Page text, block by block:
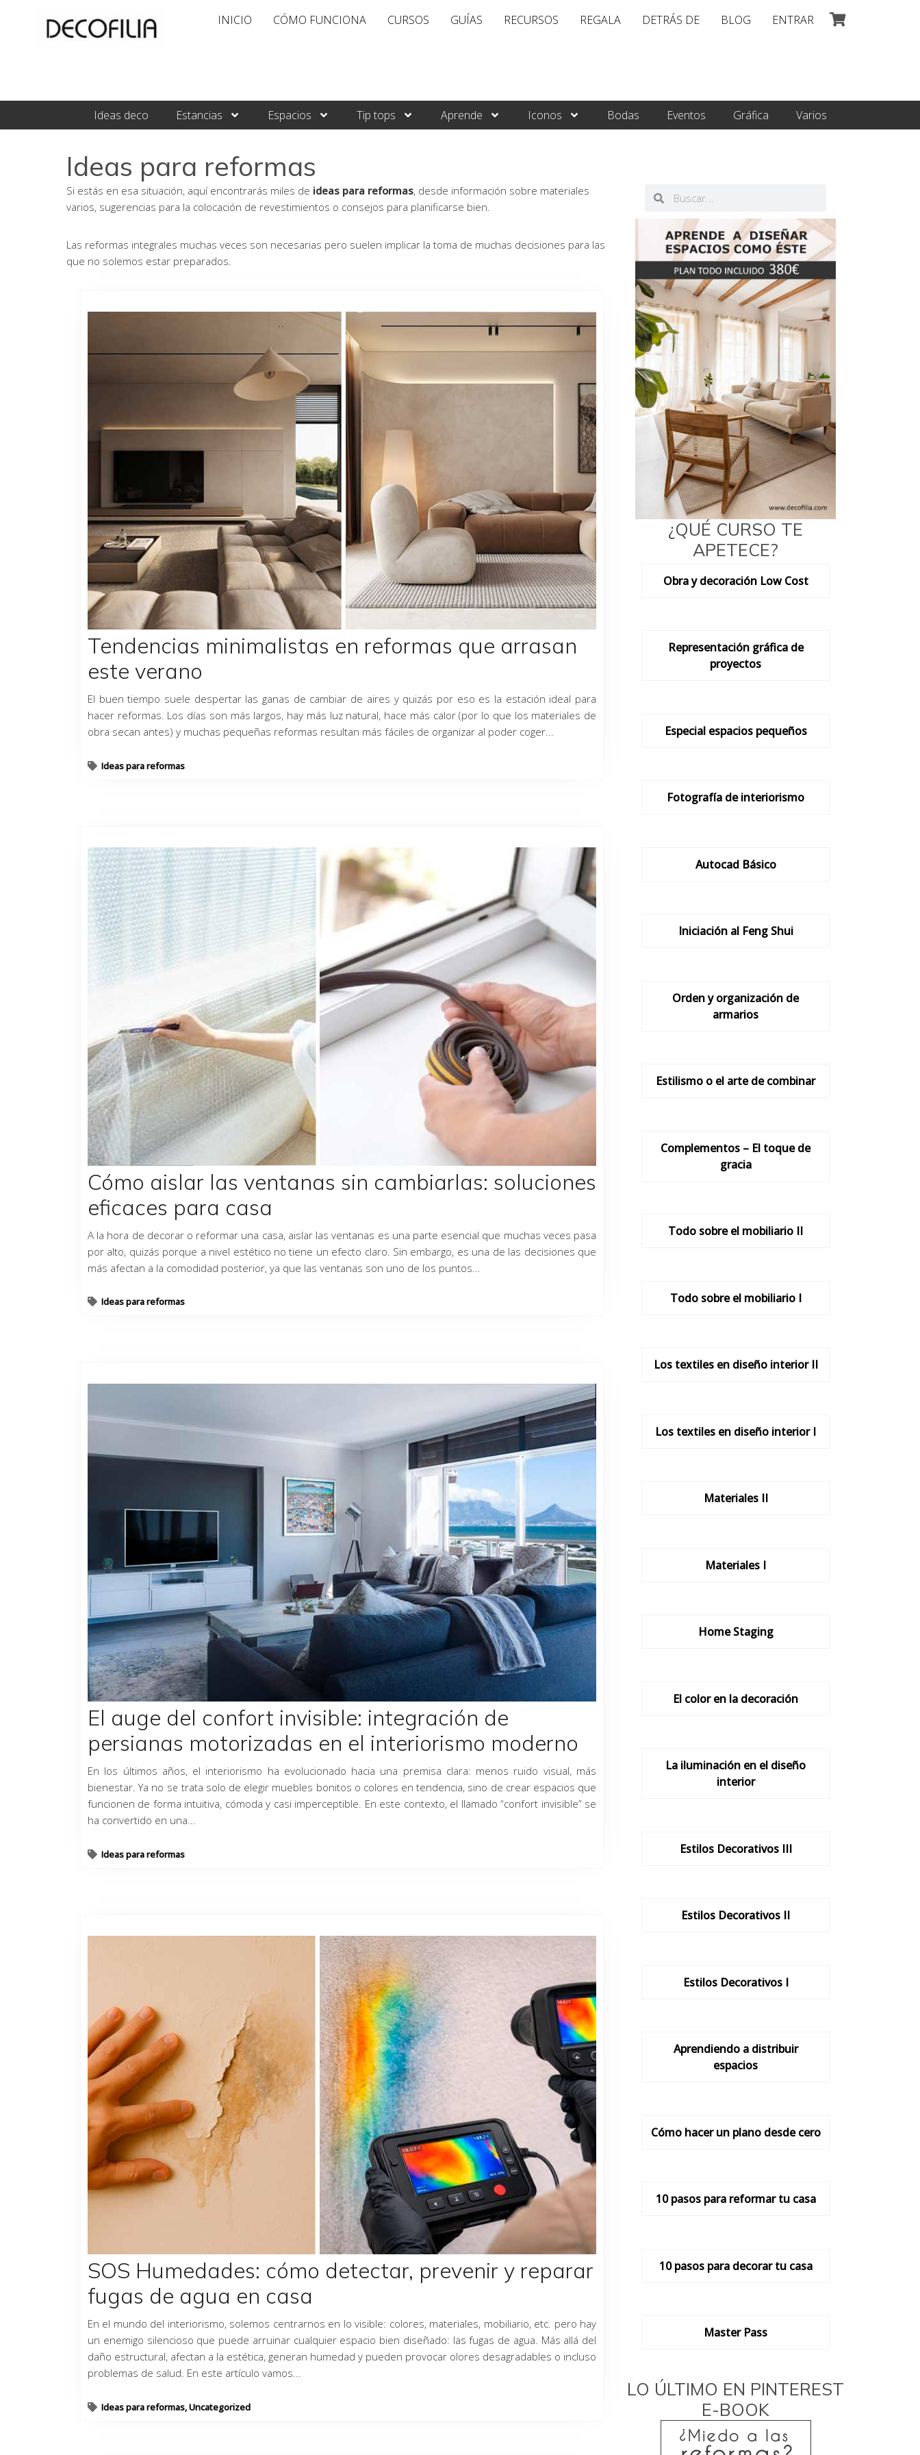
INICIO CÓMO FUNCIONA CURSOS GUÍAS RECURSOS REGALA DETRÁS DE BLOG ENTRAR
Ideas deco Estancias Espacios Tip tops Aprende Iconos Bodas Eventos Gráfica Varios
Ideas para reformas
Si estás en esa situación, aquí encontrarás miles de ideas para reformas, desde información sobre materiales
varios, sugerencias para la colocación de revestimientos o consejos para planificarse bien.
Las reformas integrales muchas veces son necesarias pero suelen implicar la toma de muchas decisiones para las
que no solemos estar preparados.
Tendencias minimalistas en reformas que arrasan
este verano
El buen tiempo suele despertar las ganas de cambiar de aires y quizás por eso es la estación ideal para
hacer reformas. Los días son más largos, hay más luz natural, hace más calor (por lo que los materiales de
obra secan antes) y muchas pequeñas reformas resultan más fáciles de organizar al poder coger...
Ideas para reformas
Cómo aislar las ventanas sin cambiarlas: soluciones
eficaces para casa
A la hora de decorar o reformar una casa, aislar las ventanas es una parte esencial que muchas veces pasa
por alto, quizás porque a nivel estético no tiene un efecto claro. Sin embargo, es una de las decisiones que
más afectan a la comodidad posterior, ya que las ventanas son uno de los puntos...
Ideas para reformas
El auge del confort invisible: integración de
persianas motorizadas en el interiorismo moderno
En los últimos años, el interiorismo ha evolucionado hacia una premisa clara: menos ruido visual, más
bienestar. Ya no se trata solo de elegir muebles bonitos o colores en tendencia, sino de crear espacios que
funcionen de forma intuitiva, cómoda y casi imperceptible. En este contexto, el llamado “confort invisible” se
ha convertido en una...
Ideas para reformas
SOS Humedades: cómo detectar, prevenir y reparar
fugas de agua en casa
En el mundo del interiorismo, solemos centrarnos en lo visible: colores, materiales, mobiliario, etc. pero hay
un enemigo silencioso que puede arruinar cualquier espacio bien diseñado: las fugas de agua. Más allá del
daño estructural, afectan a la estética, generan humedad y pueden provocar olores desagradables o incluso
problemas de salud. En este artículo vamos...
Ideas para reformas,Uncategorized
¿QUÉ CURSO TE
APETECE?
Obra y decoración Low Cost
Representación gráfica de
proyectos
Especial espacios pequeños
Fotografía de interiorismo
Autocad Básico
Iniciación al Feng Shui
Orden y organización de
armarios
Estilismo o el arte de combinar
Complementos – El toque de
gracia
Todo sobre el mobiliario II
Todo sobre el mobiliario I
Los textiles en diseño interior II
Los textiles en diseño interior I
Materiales II
Materiales I
Home Staging
El color en la decoración
La iluminación en el diseño
interior
Estilos Decorativos III
Estilos Decorativos II
Estilos Decorativos I
Aprendiendo a distribuir
espacios
Cómo hacer un plano desde cero
10 pasos para reformar tu casa
10 pasos para decorar tu casa
Master Pass
LO ÚLTIMO EN PINTEREST
E-BOOK